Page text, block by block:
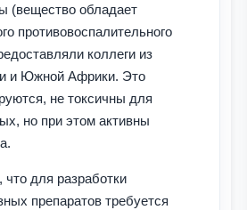
(вещество обладает
противовоспалительного
коллеги из
и Южной Африки. Это
не токсичны для
но при этом активны
для разработки
препаратов требуется